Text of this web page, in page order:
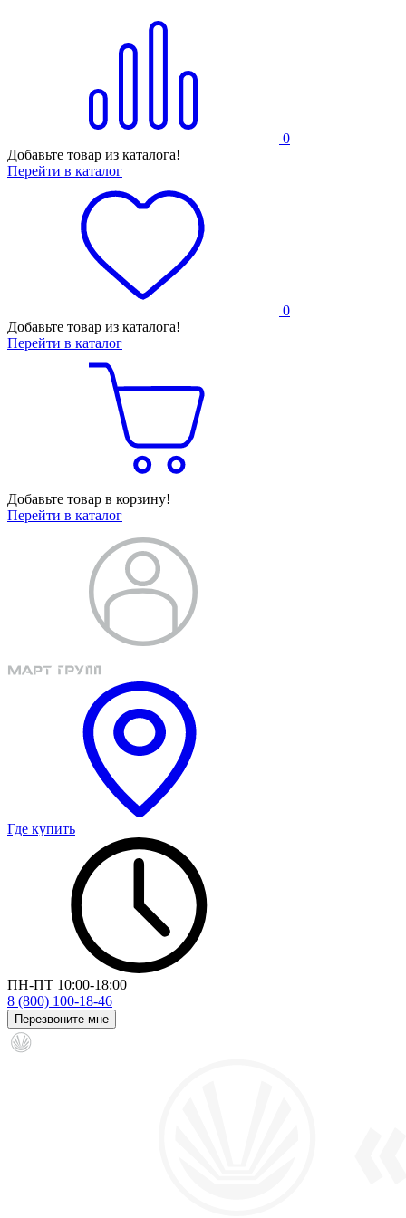
0
Добавьте товар из каталога!
Перейти в каталог
0
Добавьте товар из каталога!
Перейти в каталог
Добавьте товар в корзину!
Перейти в каталог
Где купить
ПН-ПТ 10:00-18:00
8 (800) 100-18-46
Перезвоните мне